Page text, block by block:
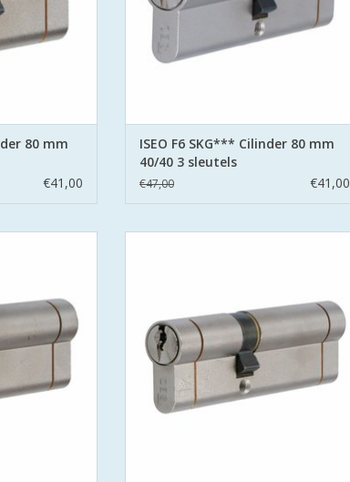
breken
80 mm
€41,00
- stalen brug: voorkomt breken
TOEVOEGEN AAN WINKELWAGEN
ISEO F6 SKG*** Cilinder 80 mm
40/40 3 sleutels
€47,00 €41,00
3 sleutels
stalen pinnen
tegen boren en
breken
- 6 pins cilinder met gehard stalen pinnen
- voorzien van beveiliging tegen boren en
kerntrekken
- stalen brug: voorkomt breken
TOEVOEGEN AAN WINKELWAGEN